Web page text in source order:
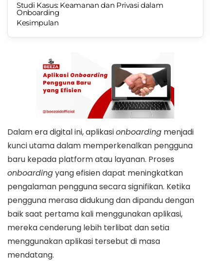
Studi Kasus: Keamanan dan Privasi dalam
Onboarding
Kesimpulan
Dalam era digital ini, aplikasionboarding menjadi
kunci utama dalam memperkenalkan pengguna
baru kepada platform atau layanan. Proses
onboardingyang efisien dapat meningkatkan
pengalaman pengguna secara signifikan. Ketika
pengguna merasa didukung dan dipandu dengan
baik saat pertama kali menggunakan aplikasi,
mereka cenderung lebih terlibat dan setia
menggunakan aplikasi tersebut di masa
mendatang.